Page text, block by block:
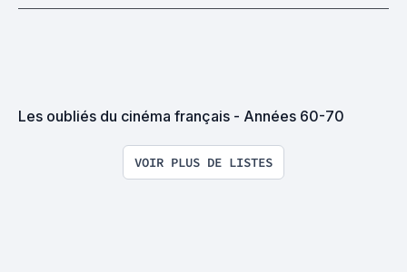
Les oubliés du cinéma français - Années 60-70
VOIR PLUS DE LISTES